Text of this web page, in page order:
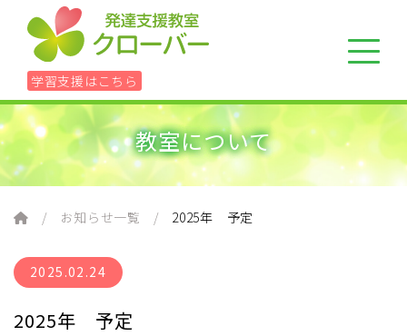
学習支援はこちら
ホーム
学習に悩んだら
90分個別アセスメント＋具体的方針書
教室について
お知らせ一覧 2025年 予定
2025.02.24
2025年 予定